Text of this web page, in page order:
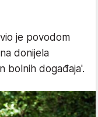
je povodom
donijela
bolnih događaja'.